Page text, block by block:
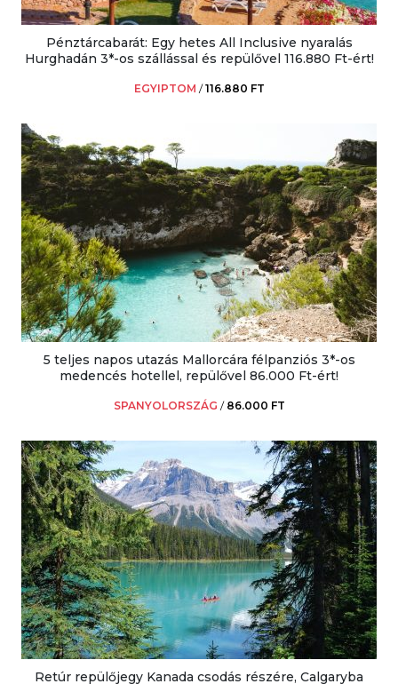
Pénztárcabarát: Egy hetes All Inclusive nyaralás
Hurghadán 3*-os szállással és repülővel 116.880 Ft-ért!
EGYIPTOM /116.880 FT
5 teljes napos utazás Mallorcára félpanziós 3*-os
medencés hotellel, repülővel 86.000 Ft-ért!
SPANYOLORSZÁG / 86.000 FT
Retúr repülőjegy Kanada csodás részére, Calgaryba